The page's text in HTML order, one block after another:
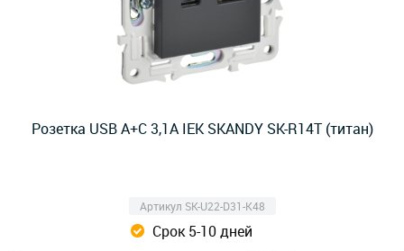
Розетка USB A+C 3,1А IEK SKANDY SK-R14T (титан)
Артикул SK-U22-D31-K48
Срок 5-10 дней